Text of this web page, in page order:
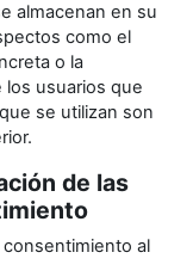
almacenan en su
como el
o la
usuarios que
se utilizan son
de las
al